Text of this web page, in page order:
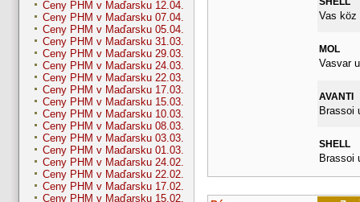
Ceny PHM v Maďarsku 12.04.
Ceny PHM v Maďarsku 07.04.
Ceny PHM v Maďarsku 05.04.
Ceny PHM v Maďarsku 31.03.
Ceny PHM v Maďarsku 29.03.
Ceny PHM v Maďarsku 24.03.
Ceny PHM v Maďarsku 22.03.
Ceny PHM v Maďarsku 17.03.
Ceny PHM v Maďarsku 15.03.
Ceny PHM v Maďarsku 10.03.
Ceny PHM v Maďarsku 08.03.
Ceny PHM v Maďarsku 03.03.
Ceny PHM v Maďarsku 01.03.
Ceny PHM v Maďarsku 24.02.
Ceny PHM v Maďarsku 22.02.
Ceny PHM v Maďarsku 17.02.
Ceny PHM v Maďarsku 15.02.
Vas köz
MOL
Vasvar
AVANTI
Brassoi
SHELL
Brassoi